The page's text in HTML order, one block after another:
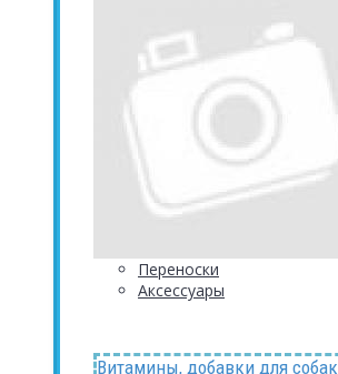
Переноски
Аксессуары
Витамины, добавки для собак